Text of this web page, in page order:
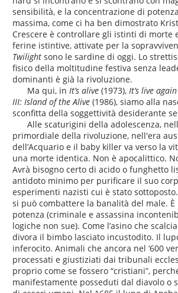
sensibilità, e la concentrazione di
massima, come ci ha ben dimostrato
Crescere è controllare gli istinti di morte
ferine istintive, attivate per la
Twilight sono le sardine di oggi. Lo
fisico della moltitudine festiva senza
dominanti è già la rivoluzione.
Ma qui, inIt’s alive (1973),It’s live again
III: Island of the Alive (1986), siamo alla
sconfitta della soggettività desiderante
Alle scaturigini della adolescenza,
primordiale della rivoluzione, nell'era
dell’Acquario e il baby killer va verso la
una morte identica. Non è apocalittico.
Avrà bisogno certo di acido o funghetto
antidoto minimo per purificare il suo
esperimenti nazisti cui è stato
si può combattere la banalità del male.
potenza (criminale e assassina
logiche non sue). Come l’asino che
divora il bimbo lasciato incustodito. Il
inferocito. Animali che ancora nel ‘600
processati e giustiziati dai tribunali
proprio come se fossero “cristiani”,
manifestamente posseduti dal diavolo o